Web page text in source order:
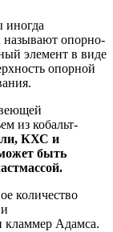
опорно-
элемент в виде
опорной
из кобальт-
КХС и
быть
количество
кламмер Адамса.